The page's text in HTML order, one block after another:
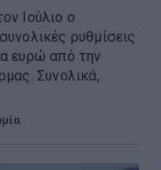
Ιούλιο ο
ρυθμίσεις
ευρώ από την
Συνολικά,